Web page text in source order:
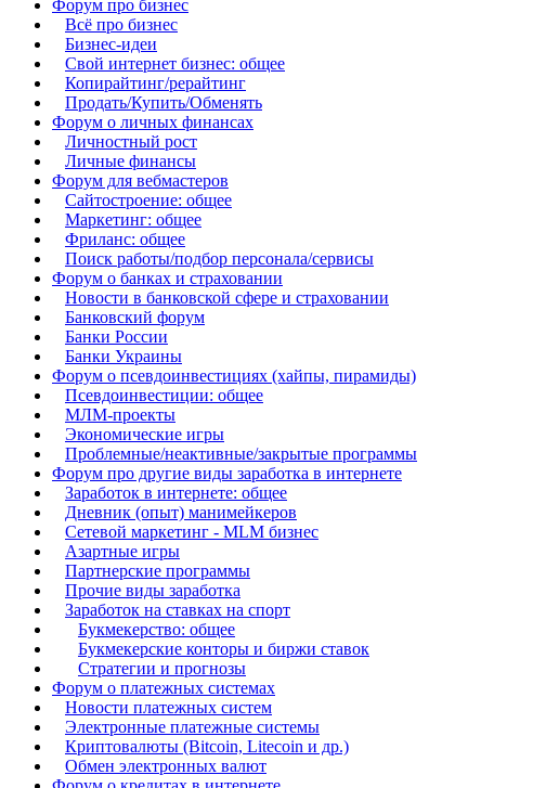
Форум про бизнес
Всё про бизнес
Бизнес-идеи
Свой интернет бизнес: общее
Копирайтинг/рерайтинг
Продать/Купить/Обменять
Форум о личных финансах
Личностный рост
Личные финансы
Форум для вебмастеров
Сайтостроение: общее
Маркетинг: общее
Фриланс: общее
Поиск работы/подбор персонала/сервисы
Форум о банках и страховании
Новости в банковской сфере и страховании
Банковский форум
Банки России
Банки Украины
Форум о псевдоинвестициях (хайпы, пирамиды)
Псевдоинвестиции: общее
МЛМ-проекты
Экономические игры
Проблемные/неактивные/закрытые программы
Форум про другие виды заработка в интернете
Заработок в интернете: общее
Дневник (опыт) манимейкеров
Сетевой маркетинг - MLM бизнес
Азартные игры
Партнерские программы
Прочие виды заработка
Заработок на ставках на спорт
Букмекерство: общее
Букмекерские конторы и биржи ставок
Стратегии и прогнозы
Форум о платежных системах
Новости платежных систем
Электронные платежные системы
Криптовалюты (Bitcoin, Litecoin и др.)
Обмен электронных валют